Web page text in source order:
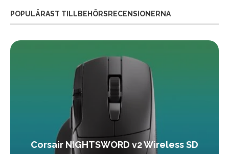
POPULÄRAST TILLBEHÖRSRECENSIONERNA
Corsair NIGHTSWORD v2 Wireless SD